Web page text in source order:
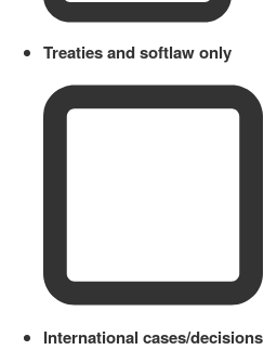
Treaties and softlaw only
International cases/decisions